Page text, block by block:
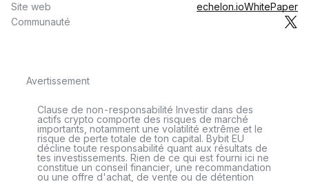
Site web echelon.ioWhitePaper
Communauté
Avertissement
Clause de non-responsabilité Investir dans des
actifs crypto comporte des risques de marché
importants, notamment une volatilité extrême et le
risque de perte totale de ton capital. Bybit EU
décline toute responsabilité quant aux résultats de
tes investissements. Rien de ce qui est fourni ici ne
constitue un conseil financier, une recommandation
ou une offre d'achat, de vente ou de détention